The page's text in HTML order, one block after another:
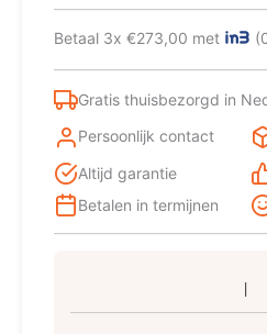
Voorbelading
9
kg
1400
RPM
Wit
aantal
Betaal 3x €273,00 met
Gratis thuisbezorgd in
Persoonlijk contact
Altijd garantie
Betalen in termijnen